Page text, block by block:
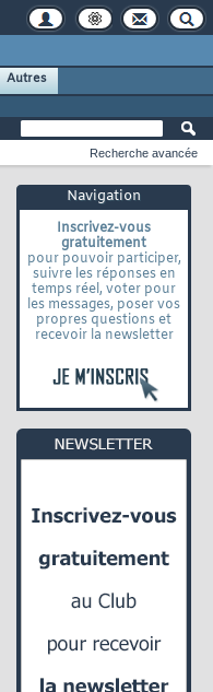
Autres
Navigation
Inscrivez-vous
gratuitement
pour pouvoir participer,
suivre les réponses en
temps réel, voter pour
les messages, poser vos
propres questions et
recevoir la newsletter
Recherche avancée